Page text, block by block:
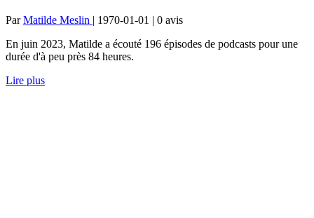
ParMatilde Meslin | 1970-01-01 | 0 avis
En juin 2023, Matilde a écouté 196 épisodes de podcasts pour une
durée d'à peu près 84 heures.
Lire plus